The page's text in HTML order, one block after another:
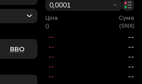
BBO
0,0001
Ціна
()
Сума
(SNX)